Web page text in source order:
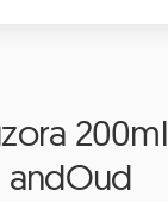
200ml
andOud